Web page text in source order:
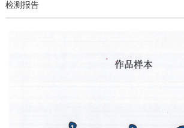
检测报告